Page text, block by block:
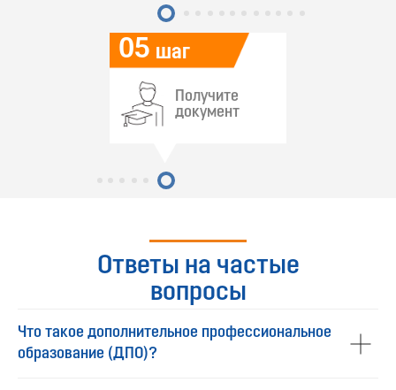
05 шаг
Получите
документ
Ответы на частые
вопросы
Что такое дополнительное профессиональное
образование (ДПО)?